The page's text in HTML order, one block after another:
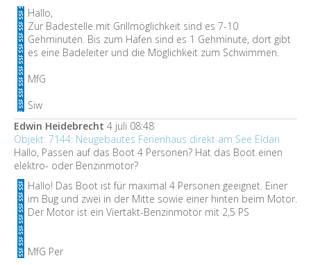
Hallo,
Zur Badestelle mit Grillmöglichkeit sind es 7-10
Gehminuten. Bis zum Hafen sind es 1 Gehminute, dort gibt
es eine Badeleiter und die Möglichkeit zum Schwimmen.
MfG
Siw
Edwin Heidebrecht 4 juli 08:48
Objekt: 7144: Neugebautes Ferienhaus direkt am See Eldan
Hallo, Passen auf das Boot 4 Personen? Hat das Boot einen
elektro- oder Benzinmotor?
Hallo! Das Boot ist für maximal 4 Personen geeignet. Einer
im Bug und zwei in der Mitte sowie einer hinten beim Motor.
Der Motor ist ein Viertakt-Benzinmotor mit 2,5 PS
MfG Per